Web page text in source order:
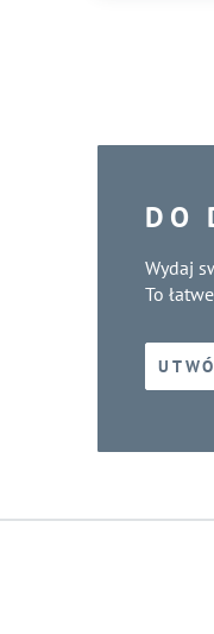
DO
Wydaj
To